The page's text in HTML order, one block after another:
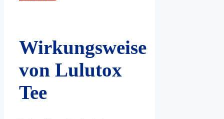
Wirkungsweise
von Lulutox
Tee